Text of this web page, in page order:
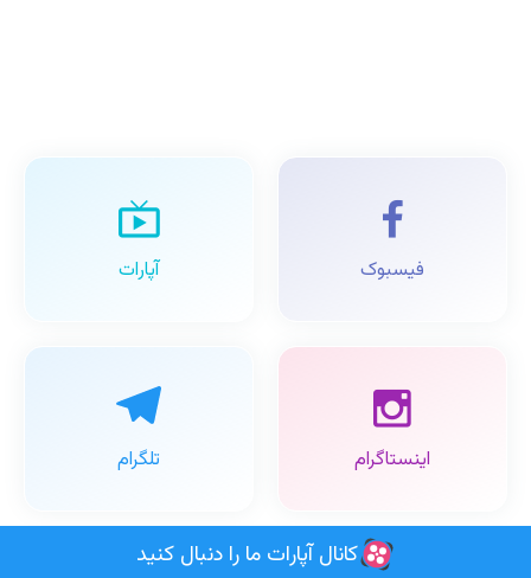
کانال آپارات ما را دنبال کنید
فیسبوک آپارات
اینستاگرام تلگرام